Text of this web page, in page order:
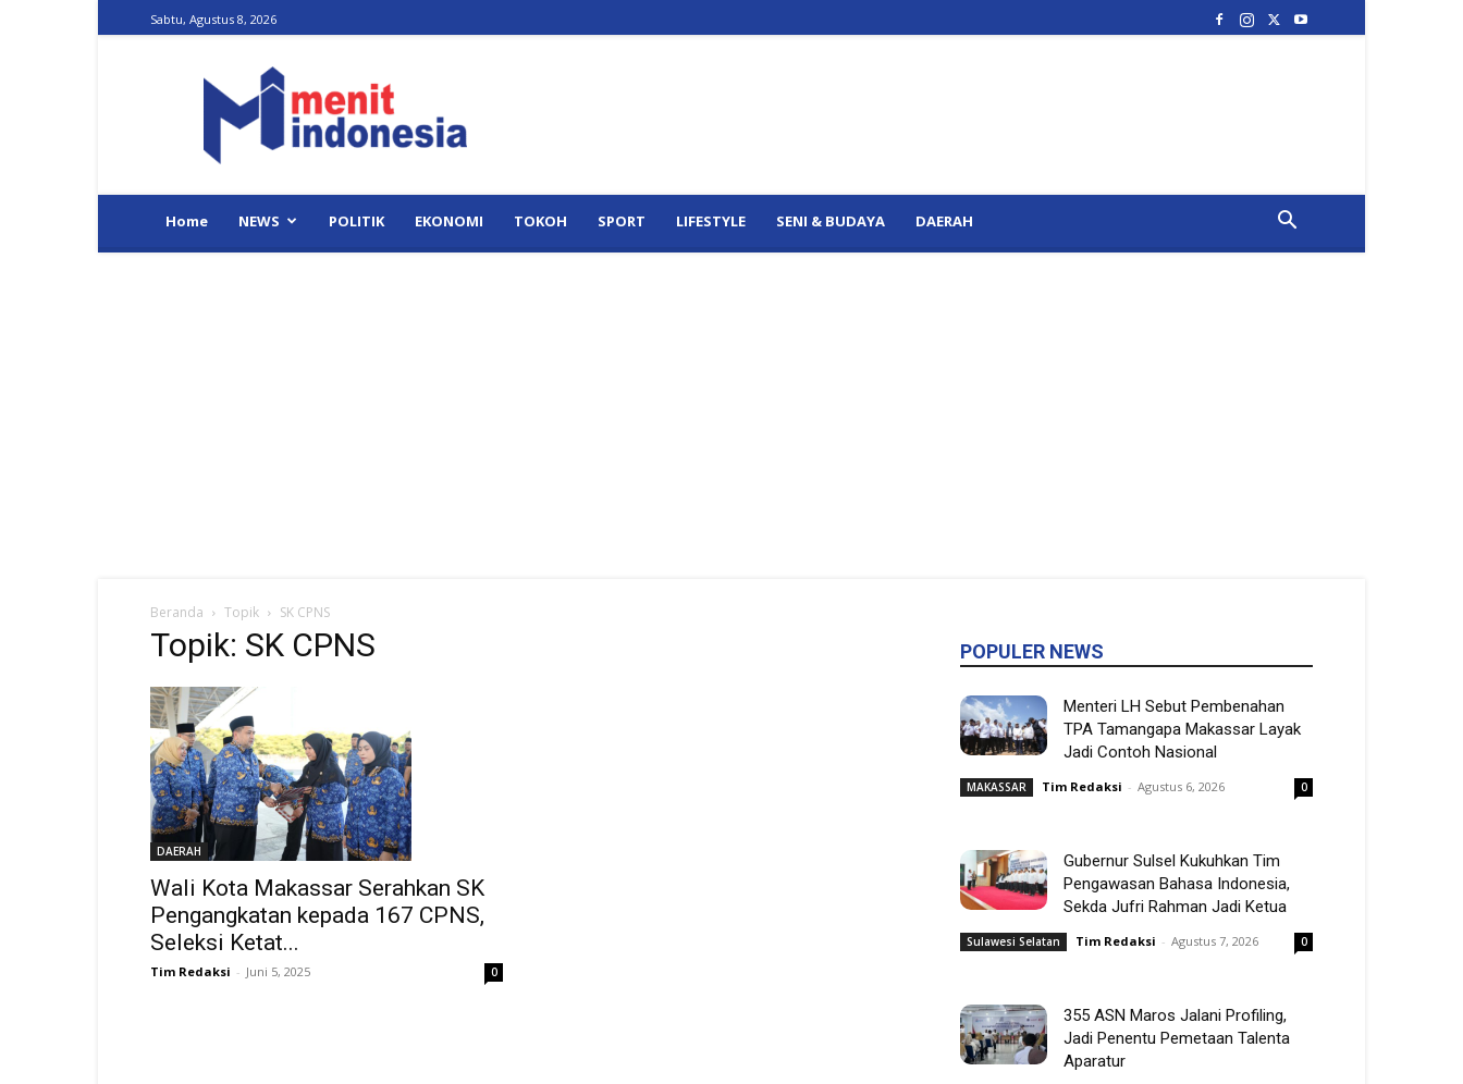
Sabtu, Agustus 8, 2026
Indonesia
Home NEWS POLITIK EKONOMI TOKOH SPORT LIFESTYLE SENI & BUDAYA DAERAH
Beranda Topik SK CPNS
Topik: SK CPNS
DAERAH
Wali Kota Makassar Serahkan SK
Pengangkatan kepada 167 CPNS,
Seleksi Ketat...
Tim Redaksi - Juni 5, 2025 0
POPULER NEWS
Menteri LH Sebut Pembenahan
TPA Tamangapa Makassar Layak
Jadi Contoh Nasional
MAKASSAR Tim Redaksi - Agustus 6, 2026 0
Gubernur Sulsel Kukuhkan Tim
Pengawasan Bahasa Indonesia,
Sekda Jufri Rahman Jadi Ketua
Sulawesi Selatan Tim Redaksi - Agustus 7, 2026 0
355 ASN Maros Jalani Profiling,
Jadi Penentu Pemetaan Talenta
Aparatur